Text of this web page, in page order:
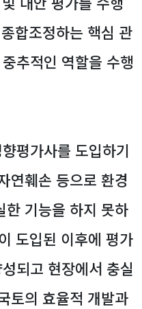
합조정하는 핵심 관
추적인 역할을 수행
평가사를 도입하기
연훼손 등으로 환경
한 기능을 하지 못하
도입된 이후에 평가
되고 현장에서 충실
토의 효율적 개발과